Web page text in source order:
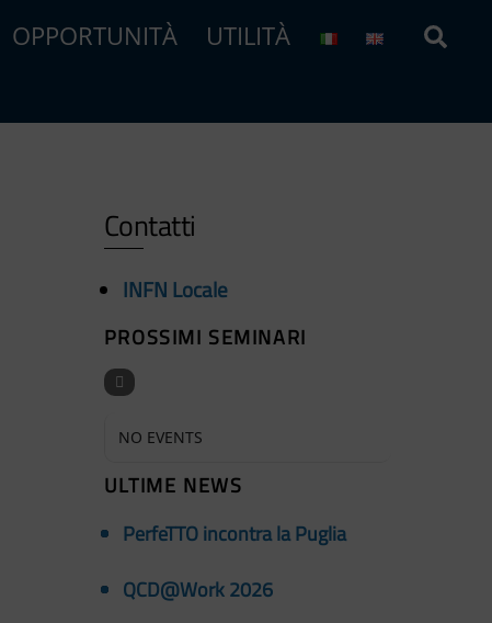
OPPORTUNITÀ UTILITÀ
Contatti
INFN Locale
PROSSIMI SEMINARI
NO EVENTS
ULTIME NEWS
PerfeTTO incontra la Puglia
QCD@Work 2026